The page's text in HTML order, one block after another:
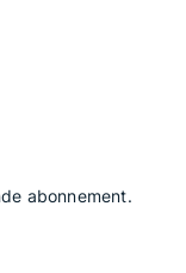
abonnement.